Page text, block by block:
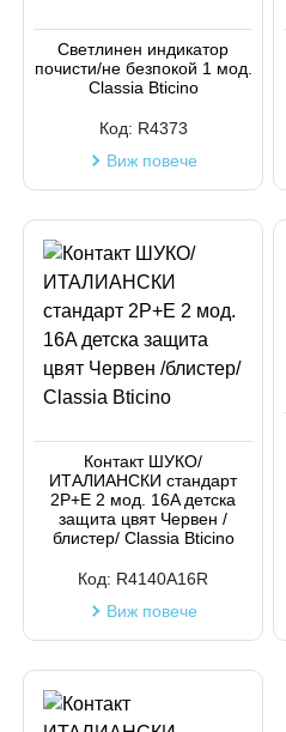
Светлинен индикатор
почисти/не безпокой 1 мод.
Classia Bticino
Код: R4373
Виж повече
Контакт ШУКО/
ИТАЛИАНСКИ стандарт
2P+Е 2 мод. 16A детска
защита цвят Червен /
блистер/ Classia Bticino
Код: R4140A16R
Виж повече